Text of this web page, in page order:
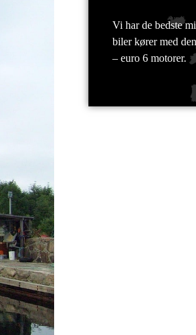
Vi har de bedste
biler kører med
– euro 6 motorer.